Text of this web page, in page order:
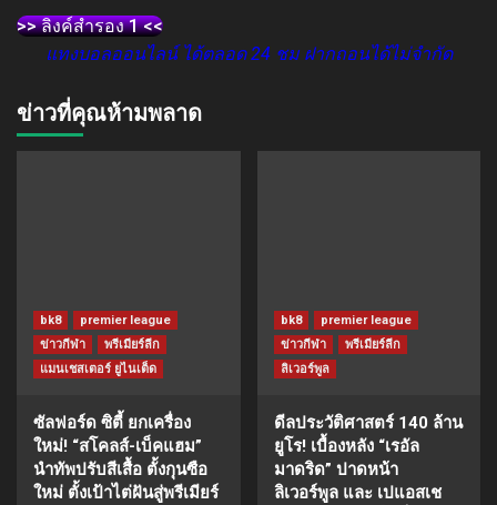
>> ลิงค์สำรอง 1 <<
แทงบอลออนไลน์ ได้ตลอด 24 ชม ฝากถอนได้ไม่จำกัด
ข่าวที่คุณห้ามพลาด
bk8
premier league
ข่าวกีฬา
พรีเมียร์ลีก
แมนเชสเตอร์ ยูไนเต็ด
ซัลฟอร์ด ซิตี้ ยกเครื่อง
ใหม่! “สโคลส์-เบ็คแฮม”
นำทัพปรับสีเสื้อ ตั้งกุนซือ
ใหม่ ตั้งเป้าไต่ฝันสู่พรีเมียร์
bk8
premier league
ข่าวกีฬา
พรีเมียร์ลีก
ลิเวอร์พูล
ดีลประวัติศาสตร์ 140 ล้าน
ยูโร! เบื้องหลัง “เรอัล
มาดริด” ปาดหน้า
ลิเวอร์พูล และ เปแอสเช